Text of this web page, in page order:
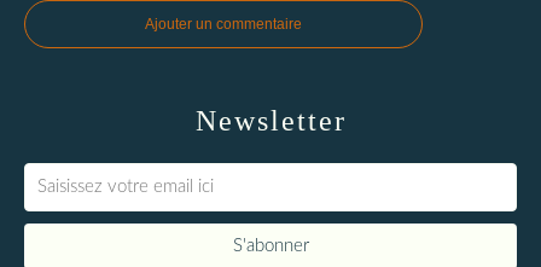
Ajouter un commentaire
Newsletter